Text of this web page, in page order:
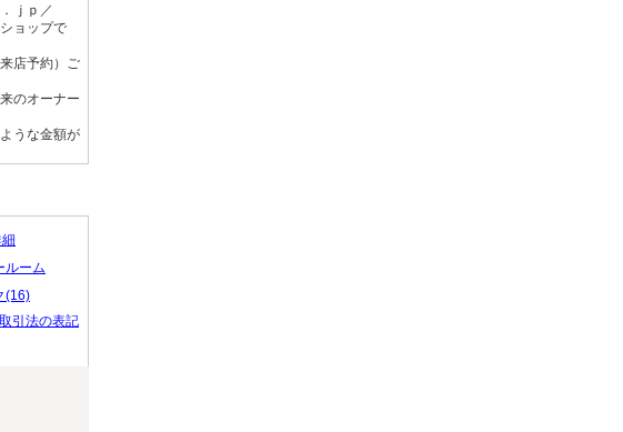
ｊｐ／
ョップで
店予約）ご
のオーナー
うな金額が
ルーム
(16)
引法の表記